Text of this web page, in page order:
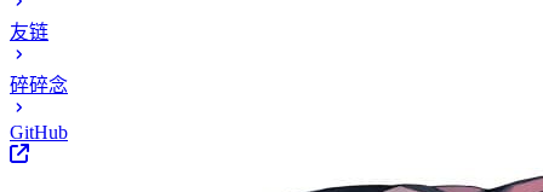
友链
碎碎念
GitHub